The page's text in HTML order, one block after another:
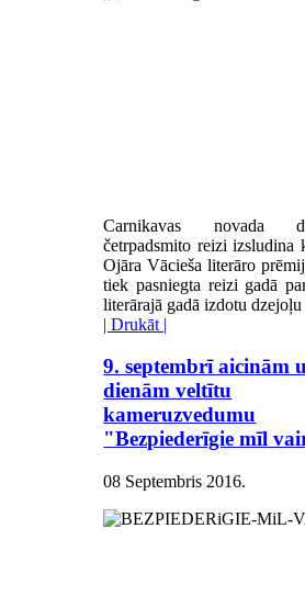
Carnikavas novada
četrpadsmito reizi izsludina
Ojāra Vācieša literāro
tiek pasniegta reizi gadā
literārajā gadā izdotu
| Drukāt |
9. septembrī aicinām
dienām veltītu
kameruzvedumu
"Bezpiederīgie mīl
08 Septembris 2016.